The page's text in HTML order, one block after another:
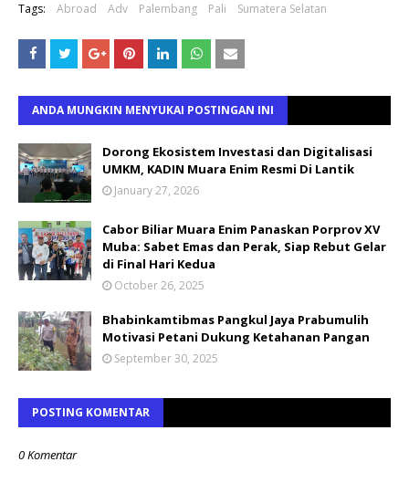
Tags: Abroad Adv Palembang Pali Sumatera Selatan
ANDA MUNGKIN MENYUKAI POSTINGAN INI
Dorong Ekosistem Investasi dan Digitalisasi
UMKM, KADIN Muara Enim Resmi Di Lantik
January 27, 2026
Cabor Biliar Muara Enim Panaskan Porprov XV
Muba: Sabet Emas dan Perak, Siap Rebut Gelar
di Final Hari Kedua
October 26, 2025
Bhabinkamtibmas Pangkul Jaya Prabumulih
Motivasi Petani Dukung Ketahanan Pangan
September 30, 2025
POSTING KOMENTAR
0 Komentar